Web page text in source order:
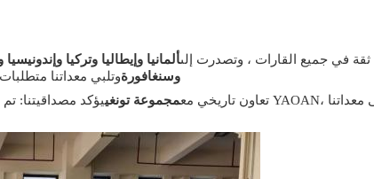
لقد اكتسبت خطوط طحن عصى POM لـ YAOAN ثقة في جميع القارات ، وتصدرت إلىألمانيا وإيطاليا وتركيا
وسنغافورةوتلبي معداتنا
تعاون تاريخي معمجموعة تونغي